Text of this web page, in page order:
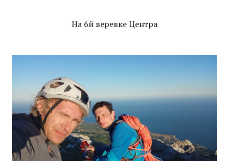
На 6й веревке Центра